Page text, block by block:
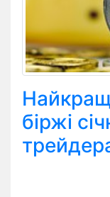
біржі